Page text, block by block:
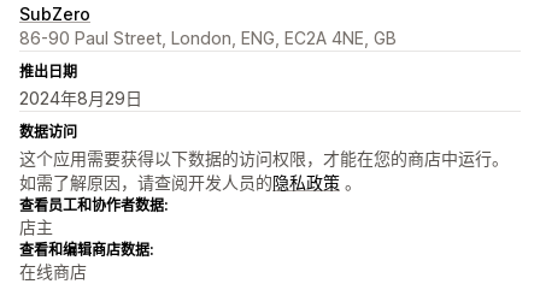
SubZero
86-90 Paul Street, London, ENG, EC2A 4NE, GB
推出日期
2024年8月29日
数据访问
这个应用需要获得以下数据的访问权限，才能在您的商店中运行。
如需了解原因，请查阅开发人员的隐私政策 。
查看员工和协作者数据:
店主
查看和编辑商店数据:
在线商店